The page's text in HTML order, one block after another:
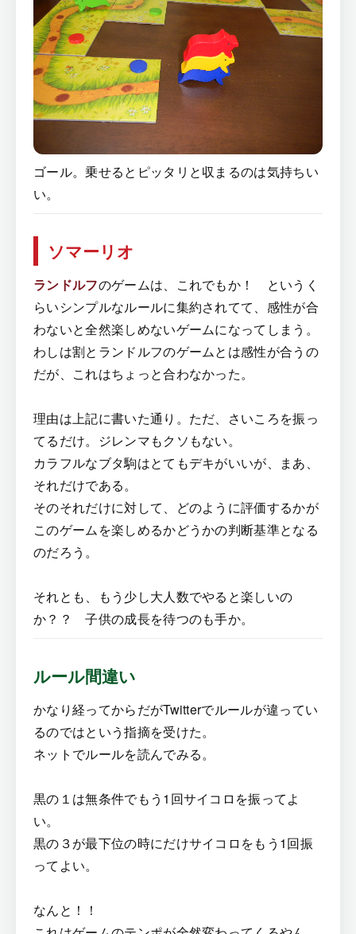
ゴール。乗せるとピッタリと収まるのは気持ちい
い。
ソマーリオ
ランドルフのゲームは、これでもか！ というく
らいシンプルなルールに集約されてて、感性が合
わないと全然楽しめないゲームになってしまう。
わしは割とランドルフのゲームとは感性が合うの
だが、これはちょっと合わなかった。
理由は上記に書いた通り。ただ、さいころを振っ
てるだけ。ジレンマもクソもない。
カラフルなブタ駒はとてもデキがいいが、まあ、
それだけである。
そのそれだけに対して、どのように評価するかが
このゲームを楽しめるかどうかの判断基準となる
のだろう。
それとも、もう少し大人数でやると楽しいの
か？？ 子供の成長を待つのも手か。
ルール間違い
かなり経ってからだがTwitterでルールが違ってい
るのではという指摘を受けた。
ネットでルールを読んでみる。
黒の１は無条件でもう1回サイコロを振ってよ
い。
黒の３が最下位の時にだけサイコロをもう1回振
ってよい。
なんと！！